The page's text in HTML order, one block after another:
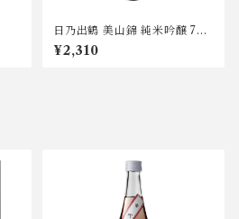
日乃出鶴 美山錦 純米吟醸 720
ml
¥2,310